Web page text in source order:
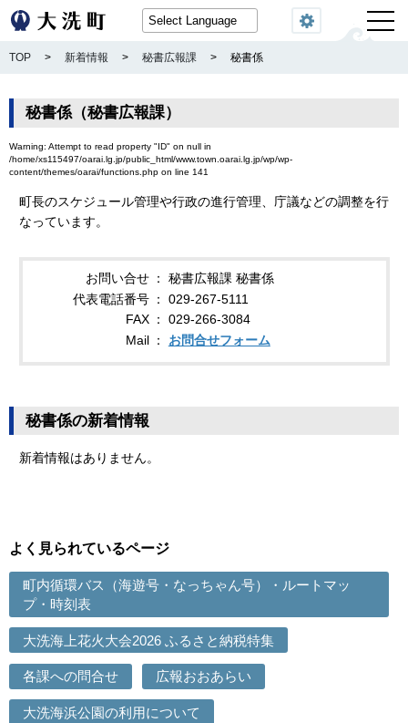
閲覧機能
TOP > 新着情報 > 秘書広報課 > 秘書係
秘書係（秘書広報課）
Warning: Attempt to read property "ID" on null in
/home/xs115497/oarai.lg.jp/public_html/www.town.oarai.lg.jp/wp/wp-
content/themes/oarai/functions.php on line 141
町長のスケジュール管理や行政の進行管理、庁議などの調整を行
なっています。
お問い合せ
秘書広報課 秘書係
代表電話番号
029-267-5111
FAX
029-266-3084
Mail
お問合せフォーム
秘書係の新着情報
新着情報はありません。
よく見られているページ
町内循環バス（海遊号・なっちゃん号）・ルートマッ
プ・時刻表
大洗海上花火大会2026 ふるさと納税特集
各課への問合せ 広報おおあらい
大洗海浜公園の利用について